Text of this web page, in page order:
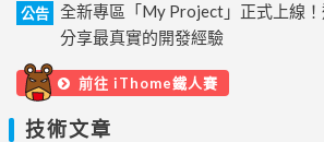
公告
全新專區「My Project」正式上線！
分享最真實的開發經驗
前往 iThome鐵人賽
技術文章